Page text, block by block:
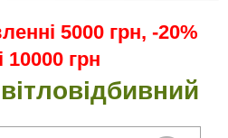
5000 грн, -20%
грн